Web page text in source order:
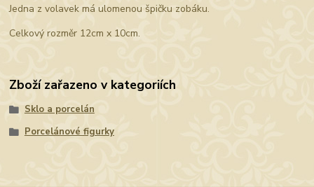
Jedna z volavek má ulomenou špičku zobáku.
Celkový rozměr 12cm x 10cm.
Zboží zařazeno v kategoriích
Sklo a porcelán
Porcelánové figurky